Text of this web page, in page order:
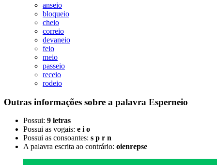
anseio
bloqueio
cheio
correio
devaneio
feio
meio
passeio
receio
rodeio
Outras informações sobre a palavra Esperneio
Possui: 9 letras
Possui as vogais: e i o
Possui as consoantes: s p r n
A palavra escrita ao contrário: oienrepse